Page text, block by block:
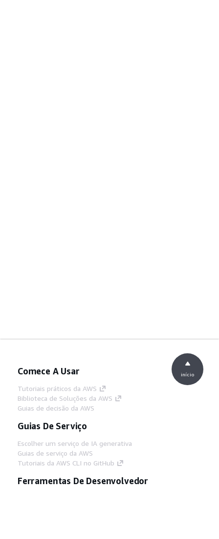
Comece A Usar
Tutoriais práticos da AWS
Biblioteca de Soluções da AWS
Guias de decisão da AWS
Guias De Serviço
Escolher um serviço de IA generativa
Guias de serviço da AWS
Tutoriais da AWS CLI no GitHub
Ferramentas De Desenvolvedor
início